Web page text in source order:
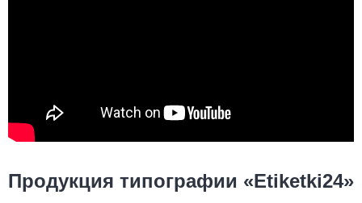
Продукция типографии «Etiketki24»